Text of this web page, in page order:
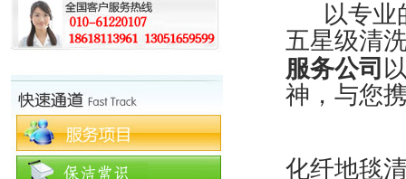
以专业
五星级清
服务公司
神，与您
化纤地毯